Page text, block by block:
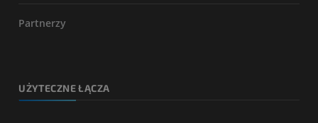
Partnerzy
UŻYTECZNE ŁĄCZA